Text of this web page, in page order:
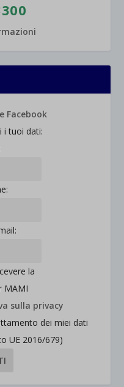
i tuoi dati:
la
MAMI
sulla privacy
dei miei dati
UE 2016/679)